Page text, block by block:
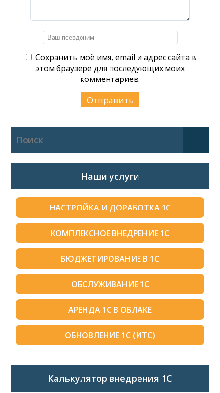
Сохранить моё имя, email и адрес сайта в
этом браузере для последующих моих
комментариев.
Наши услуги
НАСТРОЙКА И ДОРАБОТКА 1С
КОМПЛЕКСНОЕ ВНЕДРЕНИЕ 1С
БЮДЖЕТИРОВАНИЕ В 1С
ОБСЛУЖИВАНИЕ 1С
АРЕНДА 1С В ОБЛАКЕ
ОБНОВЛЕНИЕ 1С (ИТС)
Калькулятор внедрения 1C